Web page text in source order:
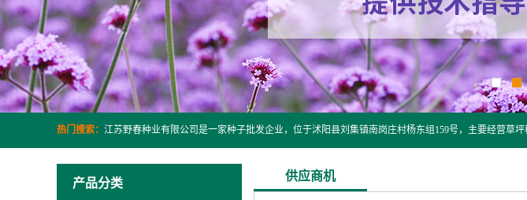
热门搜索：
产品分类
供应商机